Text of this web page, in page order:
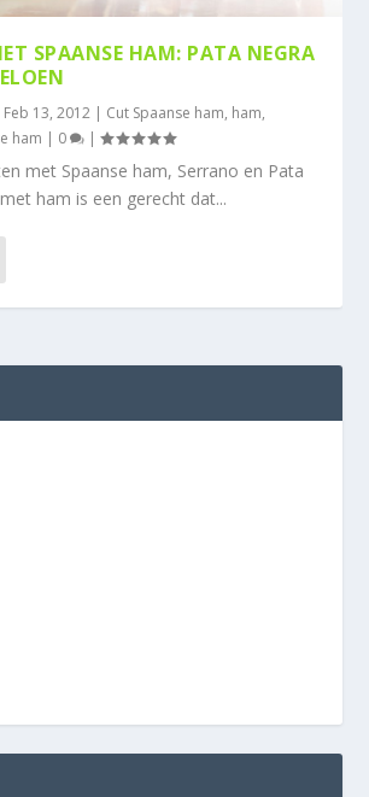
SPAANSE HAM: PATA NEGRA
Feb 13, 2012 | Cut Spaanse ham, ham,
ham | 0 |
met Spaanse ham, Serrano en Pata
ham is een gerecht dat...